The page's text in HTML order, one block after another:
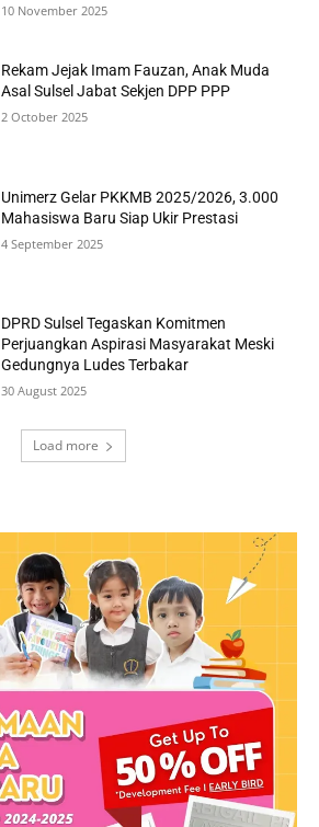
10 November 2025
Rekam Jejak Imam Fauzan, Anak Muda
Asal Sulsel Jabat Sekjen DPP PPP
2 October 2025
Unimerz Gelar PKKMB 2025/2026, 3.000
Mahasiswa Baru Siap Ukir Prestasi
4 September 2025
DPRD Sulsel Tegaskan Komitmen
Perjuangkan Aspirasi Masyarakat Meski
Gedungnya Ludes Terbakar
30 August 2025
Load more